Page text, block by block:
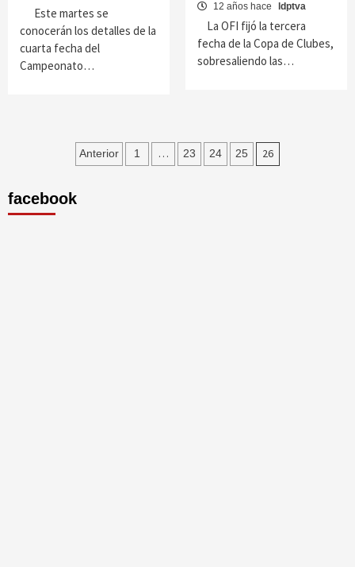
Este martes se
conocerán los detalles de la
cuarta fecha del
Campeonato…
12 años hace ldptva
La OFI fijó la tercera
fecha de la Copa de Clubes,
sobresaliendo las…
Navegación
entradas
Anterior 1 … 23 24 25 26
facebook